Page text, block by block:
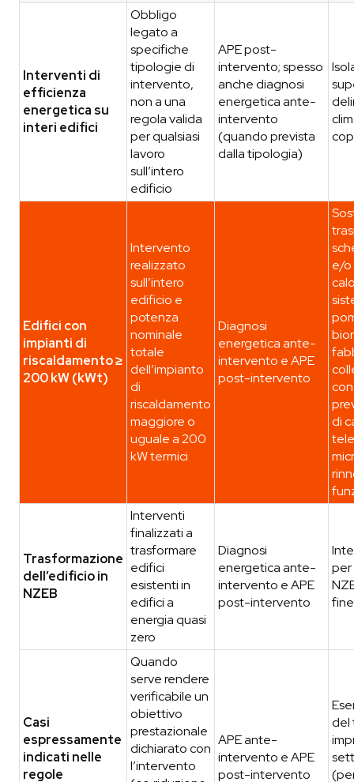
Interventi di
efficienza
energetica su
interi edifici
Obbligo
legato a
specifiche
tipologie di
intervento,
non a una
regola valida
per qualsiasi
lavoro
sull’intero
edificio
APE post-
intervento; spesso
anche diagnosi
energetica ante-
intervento
(quando prevista
dalla tipologia)
Edifici con
impianti di
riscaldamento ≥
200 kW (kWt)
Intervento
realizzato
sull’intero
edificio e
potenza
nominale
totale
dell’impianto
di
riscaldamento
maggiore o
uguale a 200
kW termici
Diagnosi
energetica ante-
intervento e APE
post-intervento
e/o
di
Trasformazione
dell’edificio in
NZEB
Interventi
finalizzati a
trasformare
edifici
esistenti in
edifici a
energia quasi
zero
Diagnosi
energetica ante-
intervento e APE
post-intervento
per
Casi
espressamente
indicati nelle
regole
Quando
serve rendere
verificabile un
obiettivo
prestazionale
dichiarato con
l’intervento
APE ante-
intervento e APE
post-intervento
del